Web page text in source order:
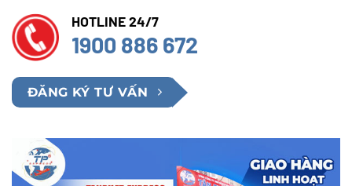
HOTLINE 24/7
1900 886 672
ĐĂNG KÝ TƯ VẤN